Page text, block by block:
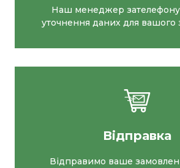
Наш менеджер
уточнення даних для вашого
Відправка
Відправимо ваше